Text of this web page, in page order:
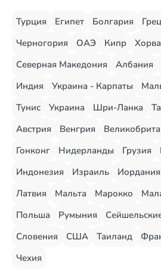
Турция Египет Болгария
Черногория
ОАЭ Кипр
Северная Македония
Албания
Индия
Украина - Карпаты
Тунис
Украина Шри-Ланка
Австрия
Венгрия
Гонконг
Нидерланды Грузия
Индонезия
Израиль Иордания
Латвия
Мальта Марокко
Польша
Румыния
Словения
США Таиланд
Чехия